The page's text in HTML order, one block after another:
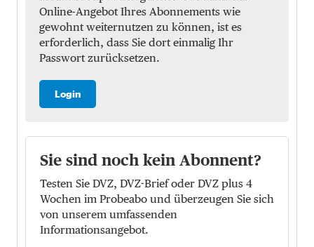
Online-Angebot Ihres Abonnements wie
gewohnt weiternutzen zu können, ist es
erforderlich, dass Sie dort einmalig Ihr
Passwort zurücksetzen.
Login
Sie sind noch kein Abonnent?
Testen Sie DVZ, DVZ-Brief oder DVZ plus 4
Wochen im Probeabo und überzeugen Sie sich
von unserem umfassenden
Informationsangebot.